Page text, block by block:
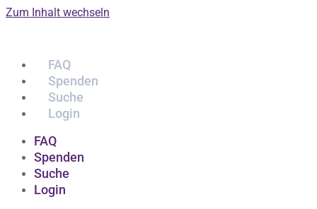
Zum Inhalt wechseln
FAQ
Spenden
Suche
Login
FAQ
Spenden
Suche
Login